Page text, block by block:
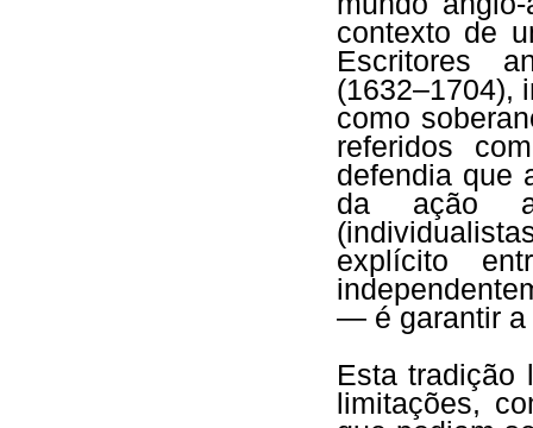
contexto de
Escritores
(1632–1704),
como
referidos
defendia que
da ação
explícito
— é garantir a
Esta tradição
limitações,